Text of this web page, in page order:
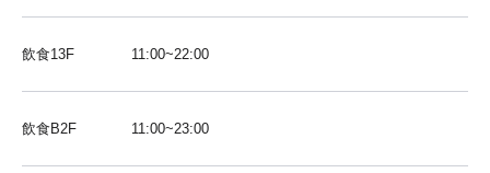
飲食13F 11:00~22:00
飲食B2F 11:00~23:00